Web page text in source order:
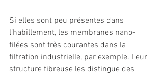
Si elles sont peu présentes dans
l’habillement, les membranes nano-
filées sont très courantes dans la
filtration industrielle, par exemple. Leur
structure fibreuse les distingue des